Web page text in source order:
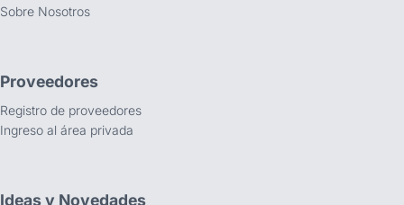
Sobre Nosotros
Proveedores
Registro de proveedores
Ingreso al área privada
Ideas y Novedades